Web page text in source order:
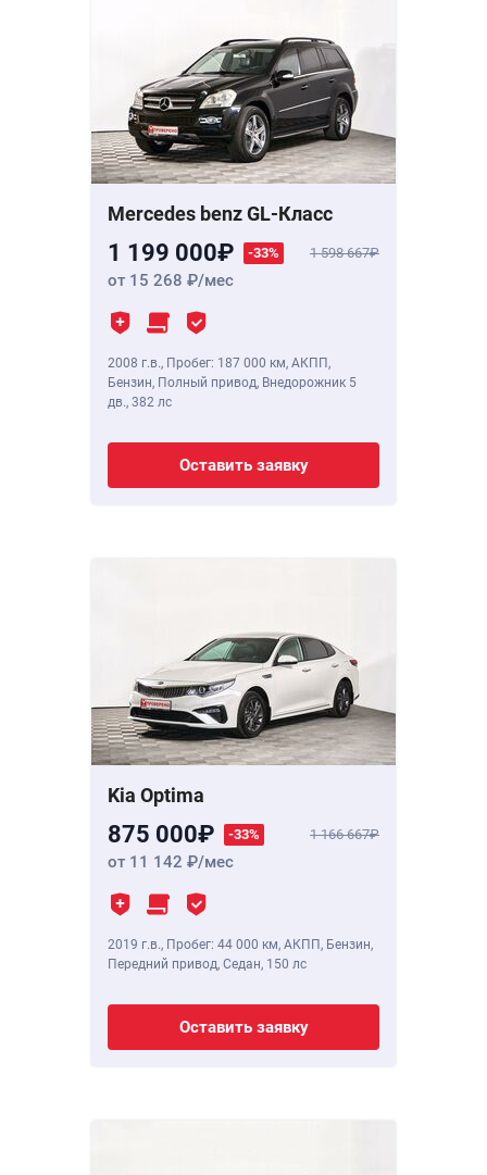
Mercedes benz GL-Класс
1 199 000 -33% 1 598 667
от 15 268 /мес
2008 г.в., Пробег: 187 000 км, АКПП,
Бензин, Полный привод, Внедорожник 5
дв., 382 лс
Оставить заявку
Kia Optima
875 000 -33% 1 166 667
от 11 142 /мес
2019 г.в., Пробег: 44 000 км, АКПП, Бензин,
Передний привод, Седан, 150 лс
Оставить заявку